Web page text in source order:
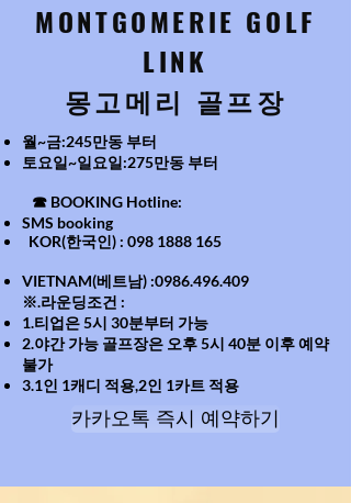
MONTGOMERIE GOLF
LINK
​몽고메리 골프장
월~금:245만동 부터
​토요일~일요일:275만동 부터
☎ BOOKING Hotline:
SMS booking
KOR(한국인) : 098 1888 165
VIETNAM(베트남) :0986.496.409
※.라운딩조건 :
1.티업은 5시 30분부터 가능
2.야간 가능 골프장은 오후 5시 40분 이후 예약
불가
3.1인 1캐디 적용,2인 1카트 적용
카카오톡 즉시 예약하기